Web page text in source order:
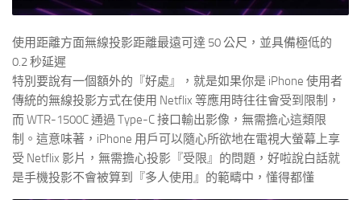
使用距離方面無線投影距離最遠可達 50 公尺，並具備極低的
0.2 秒延遲
特別要說有一個額外的『好處』，就是如果你是 iPhone 使用者
傳統的無線投影方式在使用 Netflix 等應用時往往會受到限制，
而 WTR-1500C 通過 Type-C 接口輸出影像，無需擔心這類限
制。這意味著，iPhone 用戶可以隨心所欲地在電視大螢幕上享
受 Netflix 影片，無需擔心投影『受限』的問題，好啦說白話就
是手機投影不會被算到『多人使用』的範疇中，懂得都懂